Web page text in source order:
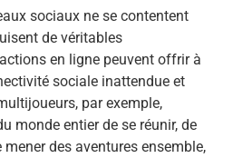
sociaux ne se contentent
de véritables
en ligne peuvent offrir à
sociale inattendue et
par exemple,
monde entier de se réunir, de
des aventures ensemble,